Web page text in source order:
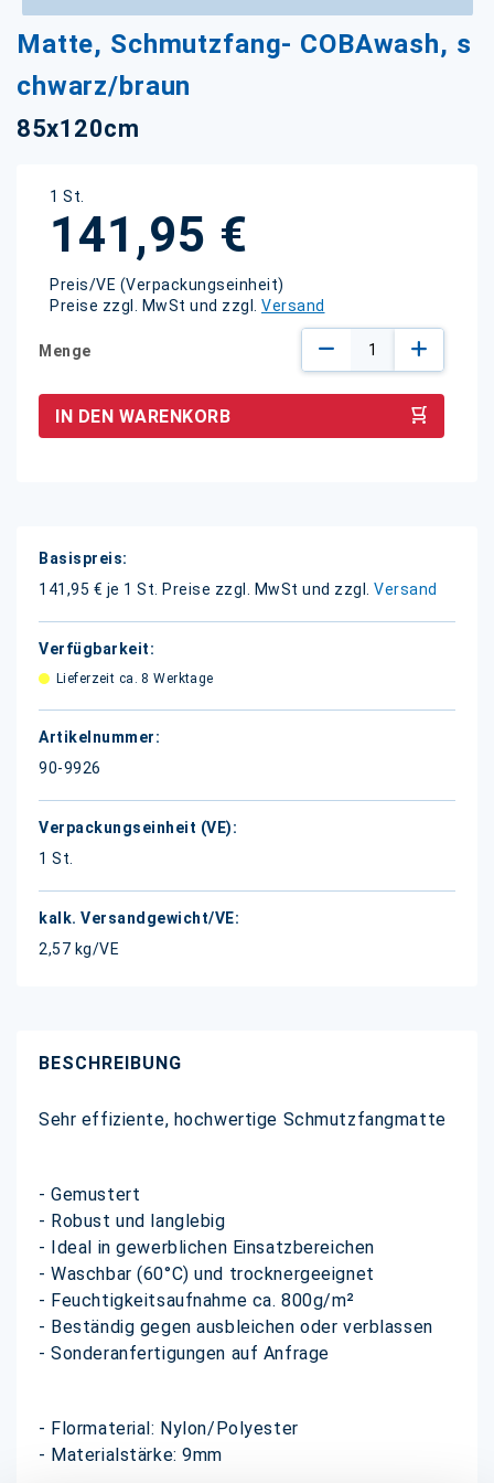
Matte, Schmutzfang- COBAwash, s
chwarz/braun
85x120cm
1 St.
141,95 €
Preis/VE (Verpackungseinheit)
Preise zzgl. MwSt und zzgl. Versand
Menge
IN DEN WARENKORB
Weitere
Informationen
141,95 € je 1 St. Preise zzgl. MwSt und zzgl. Versand
Lieferzeit ca. 8 Werktage
90-9926
1 St.
2,57 kg/VE
Anfang
der
Bildgalerie
springen
BESCHREIBUNG
Sehr effiziente, hochwertige Schmutzfangmatte
- Gemustert
- Robust und langlebig
- Ideal in gewerblichen Einsatzbereichen
- Waschbar (60°C) und trocknergeeignet
- Feuchtigkeitsaufnahme ca. 800g/m²
- Beständig gegen ausbleichen oder verblassen
- Sonderanfertigungen auf Anfrage
- Flormaterial: Nylon/Polyester
- Materialstärke: 9mm